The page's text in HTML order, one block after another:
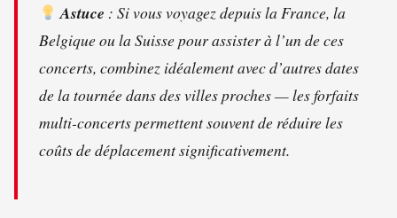
Astuce : Si vous voyagez depuis la France, la
Belgique ou la Suisse pour assister à l’un de ces
concerts, combinez idéalement avec d’autres dates
de la tournée dans des villes proches — les forfaits
multi-concerts permettent souvent de réduire les
coûts de déplacement significativement.